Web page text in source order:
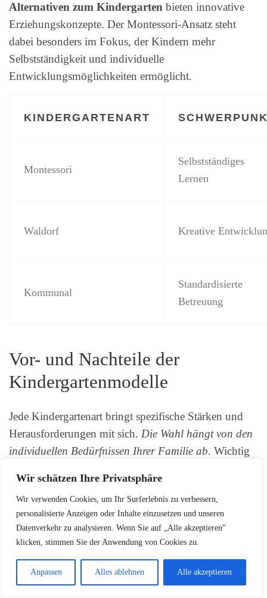
Wir schätzen Ihre Privatsphäre
Wir verwenden Cookies, um Ihr Surferlebnis zu verbessern,
personalisierte Anzeigen oder Inhalte einzusetzen und unseren
Datenverkehr zu analysieren. Wenn Sie auf „Alle akzeptieren"
klicken, stimmen Sie der Anwendung von Cookies zu.
Anpassen Alles ablehnen Alle akzeptieren
Alternativen zum Kindergarten bieten innovative
Erziehungskonzepte. Der Montessori-Ansatz steht
dabei besonders im Fokus, der Kindern mehr
Selbstständigkeit und individuelle
Entwicklungsmöglichkeiten ermöglicht.
KINDERGARTENART
Montessori
Selbstständiges
Lernen
Waldorf Kreative
Kommunal
Standardisierte
Betreuung
Vor- und Nachteile der
Kindergartenmodelle
Jede Kindergartenart bringt spezifische Stärken und
Herausforderungen mit sich. Die Wahl hängt von den
individuellen Bedürfnissen Ihrer Familie ab. Wichtig
potenziellen Einrichtungen.
Die Rolle der Erzieher im
Kindergarten